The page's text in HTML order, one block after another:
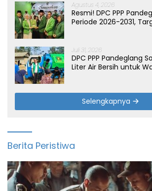
Agustus 4, 2026
Resmi! DPC PPP
Periode 2026-2031,
Juli 31, 2026
DPC PPP Pandeglang
Liter Air Bersih untuk
Selengkapnya
Berita Peristiwa